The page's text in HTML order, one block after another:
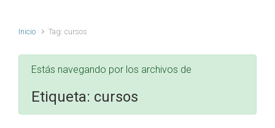
Inicio Tag: cursos
Estás navegando por los archivos de
Etiqueta: cursos